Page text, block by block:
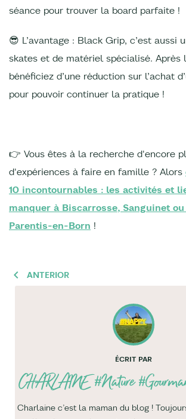
séance pour trouver la board parfaite !
😎 L’avantage : Black Grip, c’est aussi
skates et de matériel spécialisé. Après
bénéficiez d’une réduction sur l’achat
pour pouvoir continuer la pratique !
👉 Vous êtes à la recherche d'encore
d'expériences à faire en famille ? Alors
10 incontournables : les activités et
manquer à Biscarrosse, Sanguinet
Parentis-en-Born !
ANTERIOR
ÉCRIT PAR
CHARLAINE#Nature
Charlaine c’est la maman du blog !